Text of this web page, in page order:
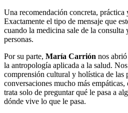
Una recomendación concreta, práctica
Exactamente el tipo de mensaje que
cuando la medicina sale de la consulta
personas.
Por su parte, María Carrión nos
la antropología aplicada a la salud.
comprensión cultural y holística de las
conversaciones mucho más
trata solo de preguntar qué le pasa a
dónde vive lo que le pasa.